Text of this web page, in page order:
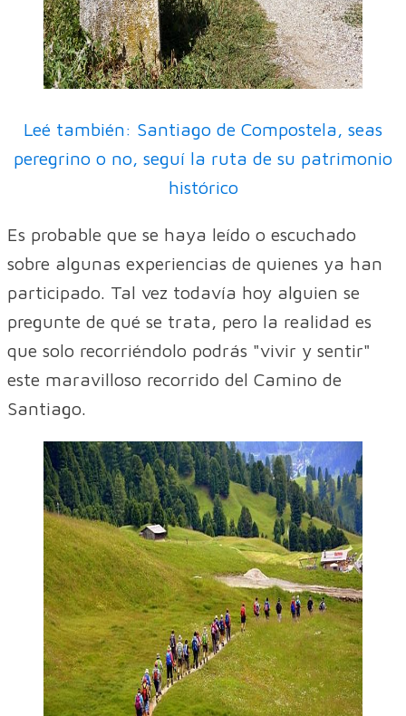
Leé también: Santiago de Compostela, seas
peregrino o no, seguí la ruta de su patrimonio
histórico
Es probable que se haya leído o escuchado
sobre algunas experiencias de quienes ya han
participado. Tal vez todavía hoy alguien se
pregunte de qué se trata, pero la realidad es
que solo recorriéndolo podrás "vivir y sentir"
este maravilloso recorrido del Camino de
Santiago.